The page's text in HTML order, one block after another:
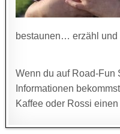
bestaunen… erzähl und
Wenn du auf Road-Fun
Informationen
Kaffee oder Rossi